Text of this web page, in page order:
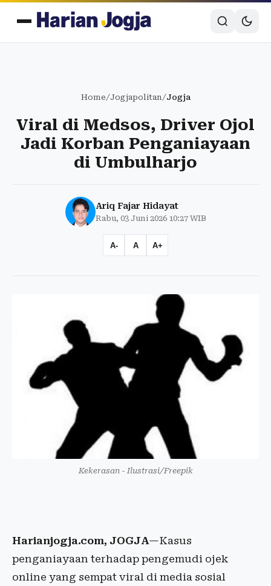
Home/Jogjapolitan/Jogja
Viral di Medsos, Driver Ojol
Jadi Korban Penganiayaan
di Umbulharjo
Ariq Fajar Hidayat
Rabu, 03 Juni 2026 10:27 WIB
A- A A+
Kekerasan - Ilustrasi/Freepik
Harianjogja.com, JOGJA—Kasus
penganiayaan terhadap pengemudi ojek
online yang sempat viral di media sosial